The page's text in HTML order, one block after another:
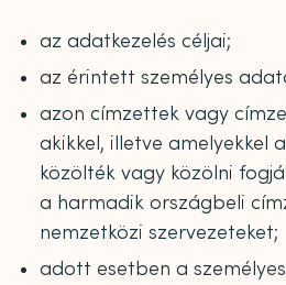
az adatkezelés céljai;
az érintett személyes
azon címzettek vagy
akikkel, illetve amelyekkel
közölték vagy közölni
a harmadik országbeli
nemzetközi szervezeteket;
adott esetben a